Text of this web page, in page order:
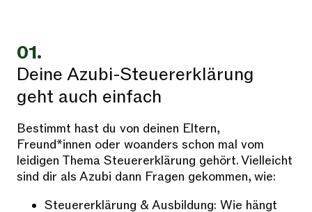
01.
Deine Azubi-Steuererklärung
geht auch einfach
Bestimmt hast du von deinen Eltern,
Freund*innen oder woanders schon mal vom
leidigen Thema Steuererklärung gehört. Vielleicht
sind dir als Azubi dann Fragen gekommen, wie:
Steuererklärung & Ausbildung: Wie hängt